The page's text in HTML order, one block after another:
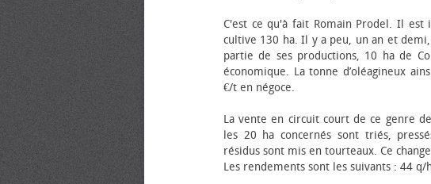
C'est ce qu'à fait Romain Prodel. Il
cultive 130 ha. Il y a peu, un an et
partie de ses productions, 10 ha de
économique. La tonne d’oléagineux
€/t en négoce.
La vente en circuit court de ce genre
les 20 ha concernés sont triés,
résidus sont mis en tourteaux. Ce
Les rendements sont les suivants : 44